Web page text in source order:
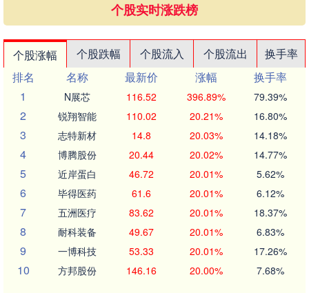
个股实时涨跌榜
个股涨幅 个股跌幅 个股流入 个股流出
换手率
排名
名称 最新价 涨幅
换手率
1
N展芯 116.52 396.89% 79.39%
2 锐翔智能 110.02 20.21% 16.80%
3 志特新材 14.8 20.03% 14.18%
4 博腾股份 20.44 20.02% 14.77%
5 近岸蛋白 46.72 20.01% 5.62%
6 毕得医药 61.6 20.01% 6.12%
7 五洲医疗 83.62 20.01% 18.37%
8 耐科装备 49.67 20.01% 6.83%
9 一博科技 53.33 20.01% 17.26%
10 方邦股份 146.16 20.00% 7.68%